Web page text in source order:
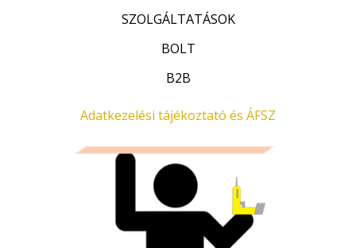
SZOLGÁLTATÁSOK
BOLT
B2B
Adatkezelési tájékoztató és ÁFSZ